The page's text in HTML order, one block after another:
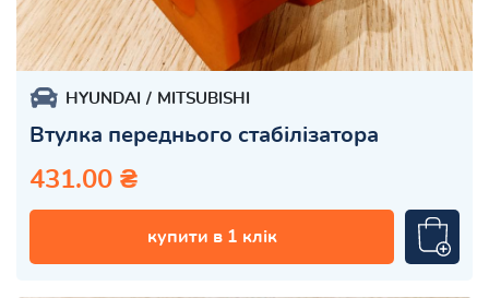
HYUNDAI MITSUBISHI
Втулка переднього стабілізатора
431.00 ₴
купити в 1 клік